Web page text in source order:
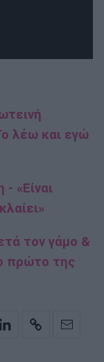
λέω και εγώ
«Είναι
τον γάμο &
πρώτο της